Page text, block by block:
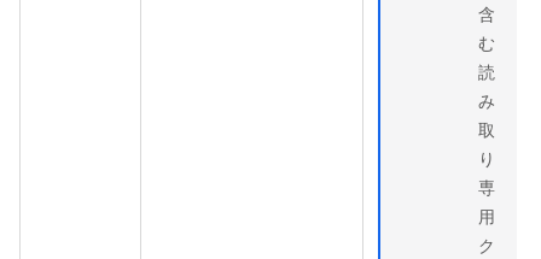
含
む
読
み
取
り
専
用
ク